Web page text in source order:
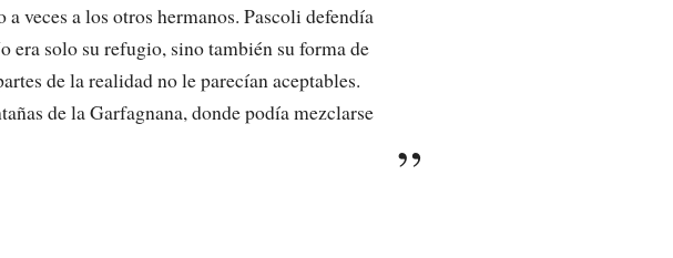
veces a los otros hermanos. Pascoli defendía
era solo su refugio, sino también su forma de
de la realidad no le parecían aceptables.
de la Garfagnana, donde podía mezclarse